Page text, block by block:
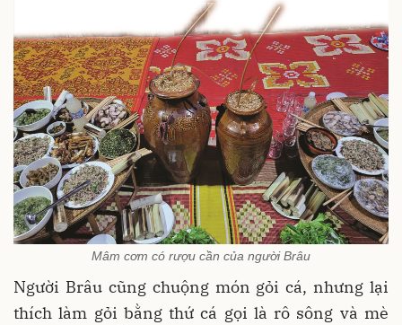
Mâm cơm có rượu cần của người Brâu
Người Brâu cũng chuộng món gỏi cá, nhưng lại
thích làm gỏi bằng thứ cá gọi là rô sông và mè